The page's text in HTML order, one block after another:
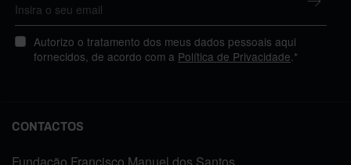
Autorizo o tratamento dos meus dados pessoais aqui
fornecidos, de acordo com a Política de Privacidade .*
CONTACTOS
Fundação Francisco Manuel dos Santos